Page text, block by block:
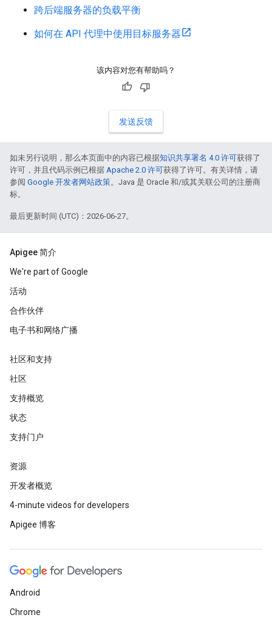
跨后端服务器的负载平衡
如何在 API 代理中使用目标服务器
该内容对您有帮助吗？
发送反馈
如未另行说明，那么本页面中的内容已根据知识共享署名 4.0 许可获得了
许可，并且代码示例已根据 Apache 2.0 许可获得了许可。有关详情，请
参阅 Google 开发者网站政策。Java 是 Oracle 和/或其关联公司的注册商
标。
最后更新时间 (UTC)：2026-06-27。
Apigee 简介
We're part of Google
活动
合作伙伴
电子书和网络广播
社区和支持
社区
支持概览
状态
支持门户
资源
开发者概览
4-minute videos for developers
Apigee 博客
Android
Chrome